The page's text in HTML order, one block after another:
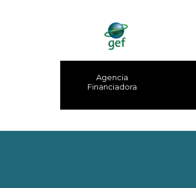
Agencia
Financiadora